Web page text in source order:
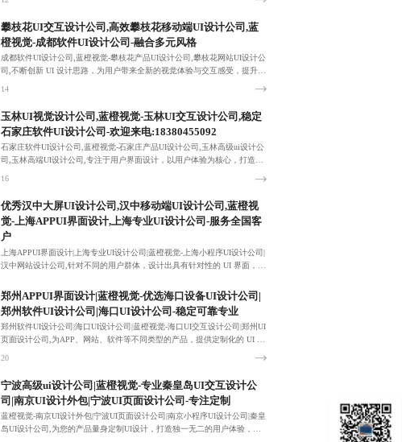
攀枝花UI交互设计公司,高效攀枝花移动端UI设计公司,蓝
橙视觉-成都软件UI设计公司-融合多元风格
成都软件UI设计公司,蓝橙视觉-攀枝花产品UI设计公司,攀枝花网站UI设计公
司,不断创新 UI 设计思路，为用户带来全新的视觉体验与交互感受，提升产
14
玉林UI视觉设计公司,蓝橙视觉-玉林UI交互设计公司,稳定
石家庄软件UI设计公司-欢迎来电:18380455092
石家庄软件UI设计公司,蓝橙视觉-石家庄产品UI设计公司,玉林高级ui设计公
司,玉林高端UI设计公司,专注于用户界面设计，以用户体验为核心，打造简
16
优秀汉中大屏UI设计公司,汉中移动端UI设计公司,蓝橙视
觉-上海APPUI界面设计,上海专业UI设计公司-服务全国客
户
上海APPUI界面设计|上海专业UI设计公司|蓝橙视觉-上海小程序UI设计公司|
汉中网站设计公司,针对不同的用户群体，设计出具有针对性的 UI 界面，满
郑州APPUI界面设计|蓝橙视觉-优选海口设备UI设计公司|
郑州软件UI设计公司|海口UI设计公司-稳定可靠专业
郑州软件UI设计公司|海口UI设计公司|蓝橙视觉-海口UI交互设计公司|郑州UI
页面设计公司,为APP、网站、软件等不同类型的产品，提供定制化的 UI 设
20
宁波高级ui设计公司|蓝橙视觉-专业秦皇岛UI交互设计公
司|南京UI设计外包|宁波UI页面设计公司-专注定制
蓝橙视觉-南京UI设计外包|宁波UI页面设计公司|南京小程序UI设计公司|秦皇
岛UI设计公司,为您的产品量身定制UI设计，打造独一无二的用户体验，期